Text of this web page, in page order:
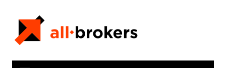
содержимому